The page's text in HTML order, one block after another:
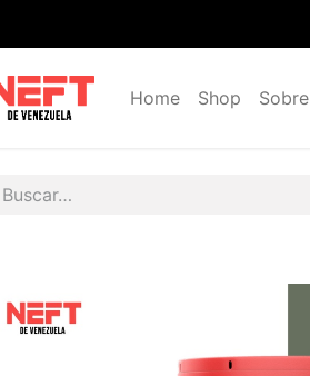
Home Shop